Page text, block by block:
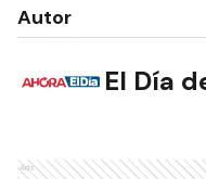
Autor
El Día
Ads